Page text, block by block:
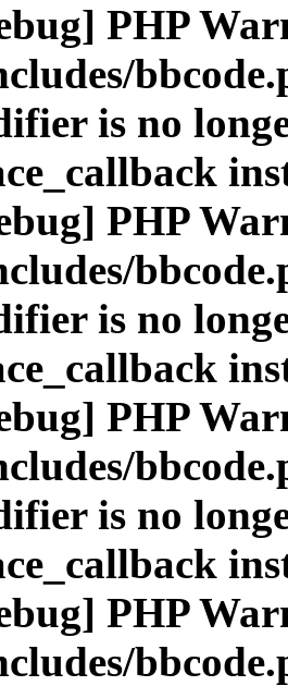
PHP
is no
PHP
is no
PHP
is no
PHP